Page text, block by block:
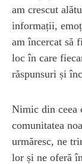
am crescut
informații,
am încercat să
loc în care
răspunsuri și
Nimic din ceea
comunitatea
urmăresc, ne
lor și ne oferă